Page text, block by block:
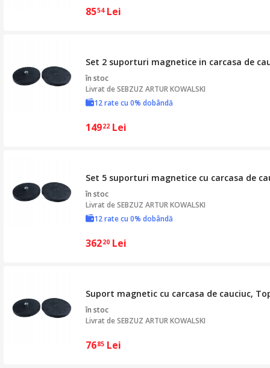
8554 Lei
Set 2 suporturi magnetice in carcasa de
în stoc
Livrat deSEBZUZ ARTUR KOWALSKI
12 rate cu 0% dobândă
14922 Lei
Set 5 suporturi magnetice cu carcasa de
în stoc
Livrat deSEBZUZ ARTUR KOWALSKI
12 rate cu 0% dobândă
36220 Lei
Suport magnetic cu carcasa de cauciuc,
în stoc
Livrat deSEBZUZ ARTUR KOWALSKI
7685 Lei